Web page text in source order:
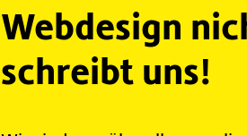
Webdesign
schreibt uns!